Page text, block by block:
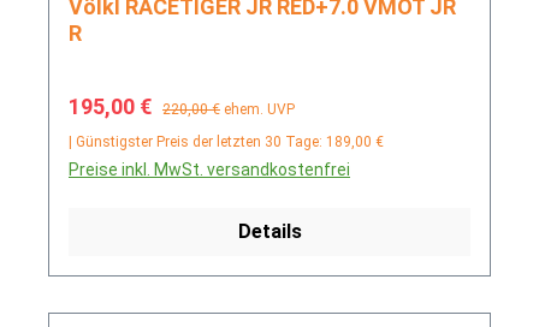
Völkl RACETIGER JR RED+7.0 VMOT JR
R
Verkaufspreis:
195,00 € Regulärer Preis:
220,00 € ehem. UVP
| Günstigster Preis der letzten 30 Tage: 189,00 €
Preise inkl. MwSt. versandkostenfrei
Details